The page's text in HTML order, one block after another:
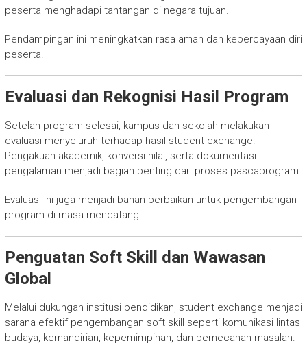
peserta menghadapi tantangan di negara tujuan.
Pendampingan ini meningkatkan rasa aman dan kepercayaan diri
peserta.
Evaluasi dan Rekognisi Hasil Program
Setelah program selesai, kampus dan sekolah melakukan
evaluasi menyeluruh terhadap hasil student exchange.
Pengakuan akademik, konversi nilai, serta dokumentasi
pengalaman menjadi bagian penting dari proses pascaprogram.
Evaluasi ini juga menjadi bahan perbaikan untuk pengembangan
program di masa mendatang.
Penguatan Soft Skill dan Wawasan
Global
Melalui dukungan institusi pendidikan, student exchange menjadi
sarana efektif pengembangan soft skill seperti komunikasi lintas
budaya, kemandirian, kepemimpinan, dan pemecahan masalah.